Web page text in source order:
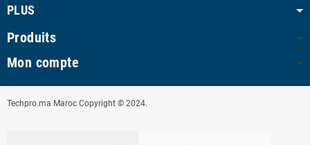
PLUS
Produits
Mon compte
Techpro.ma Maroc Copyright © 2024.